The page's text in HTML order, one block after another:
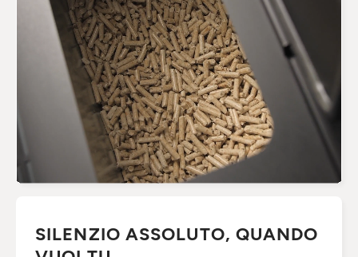
SILENZIO ASSOLUTO, QUANDO